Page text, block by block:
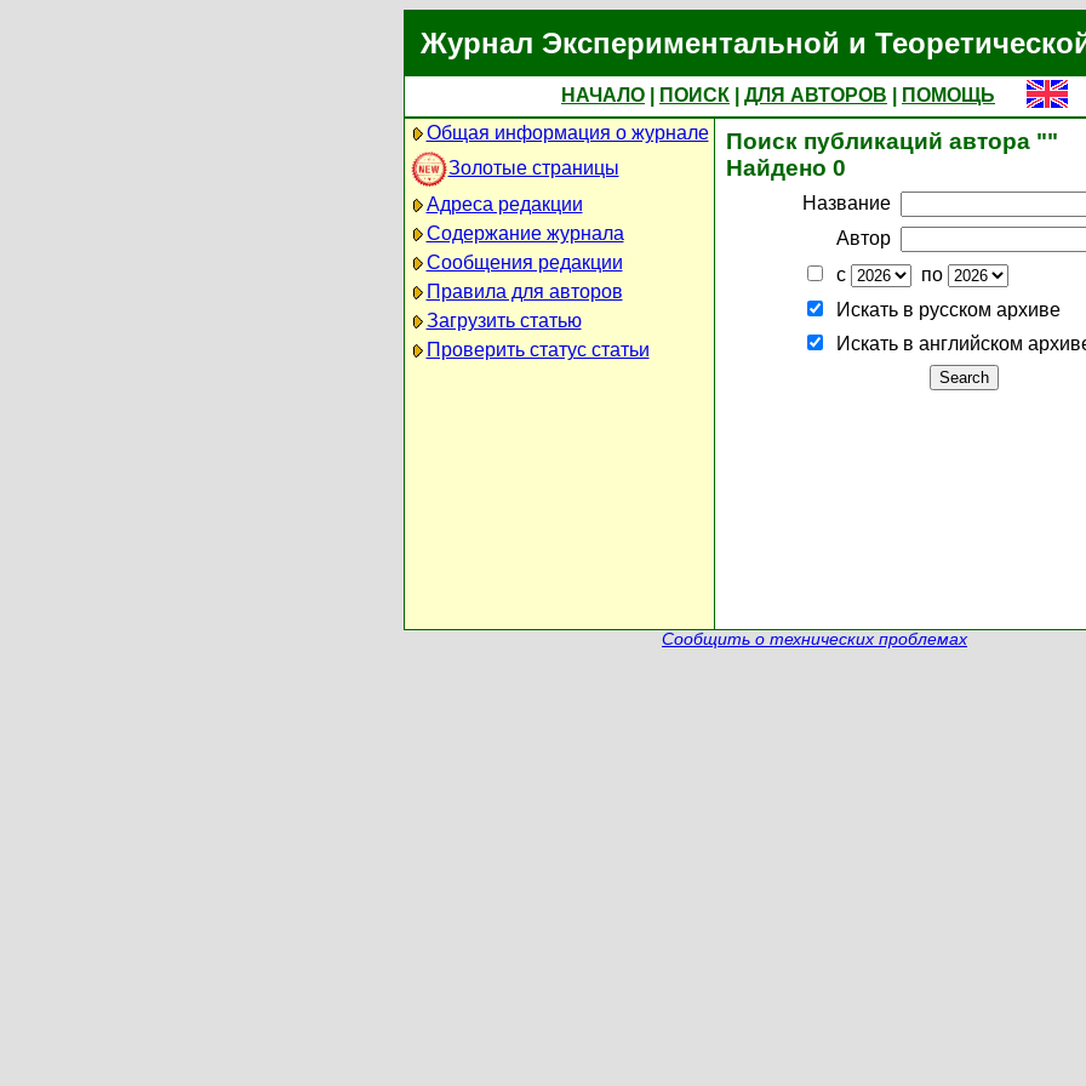
Журнал Экспериментальной и
НАЧАЛО ПОИСК ДЛЯ АВТОРОВ
ПОМОЩЬ
Общая информация о журнале
Золотые страницы
Адреса редакции
Содержание журнала
Сообщения редакции
Правила для авторов
Загрузить статью
Проверить статус статьи
Поиск публикаций автора ""
Найдено 0
Название
Автор
с
по
Искать в русском архиве
Искать в английском
Сообщить о технических проблемах